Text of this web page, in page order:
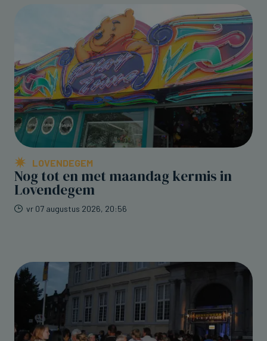
LOVENDEGEM
Nog tot en met maandag kermis in
Lovendegem
vr 07 augustus 2026, 20:56